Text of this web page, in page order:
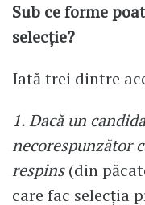
Sub ce forme
selecție?
Iată trei dintre
1. Dacă un
necorespunzător
respins(din
care fac selecția